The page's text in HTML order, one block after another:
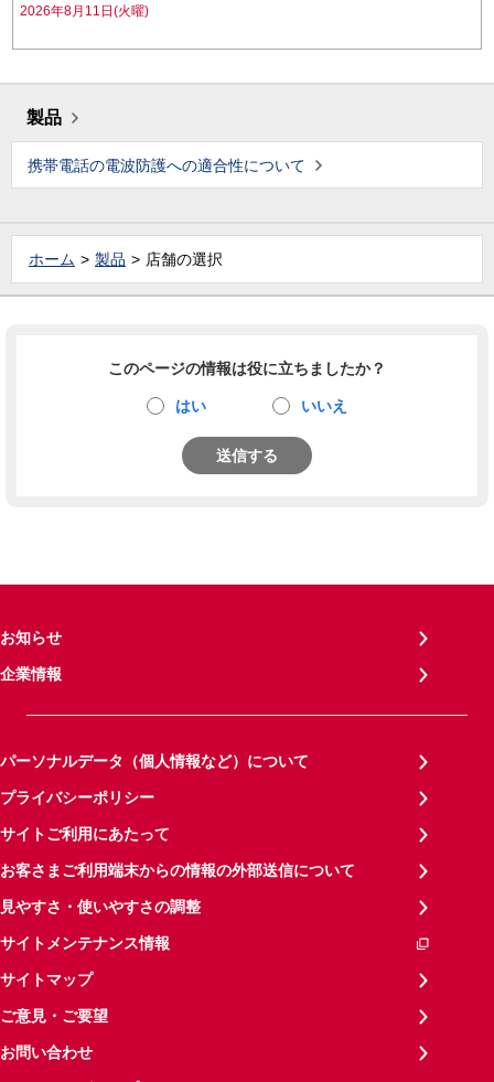
2026年8月11日(火曜)
製品
携帯電話の電波防護への適合性について
ホーム 製品 店舗の選択
このページの情報は役に立ちましたか？
はい いいえ
送信する
お知らせ
企業情報
パーソナルデータ（個人情報など）について
プライバシーポリシー
サイトご利用にあたって
お客さまご利用端末からの情報の外部送信について
見やすさ・使いやすさの調整
サイトメンテナンス情報
サイトマップ
ご意見・ご要望
お問い合わせ